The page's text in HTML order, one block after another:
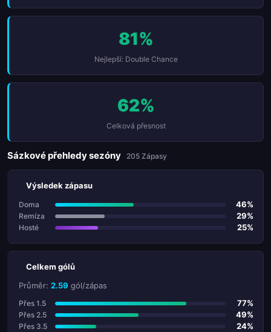
81%
Nejlepší: Double Chance
62%
Celková přesnost
Sázkové přehledy sezóny 205 Zápasy
Výsledek zápasu
Doma 46%
Remíza 29%
Hosté 25%
Celkem gólů
Průměr: 2.59 gól/zápas
Přes 1.5 77%
Přes 2.5 49%
Přes 3.5 24%